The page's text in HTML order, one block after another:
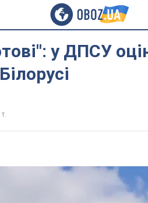
у ДПСУ